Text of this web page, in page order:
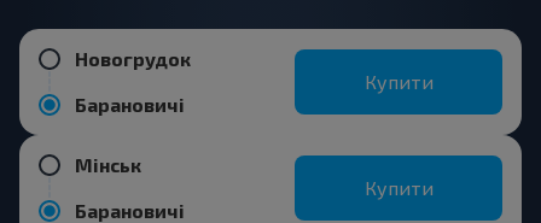
Новогрудок
Барановичі
Купити
Мінськ
Барановичі
Купити